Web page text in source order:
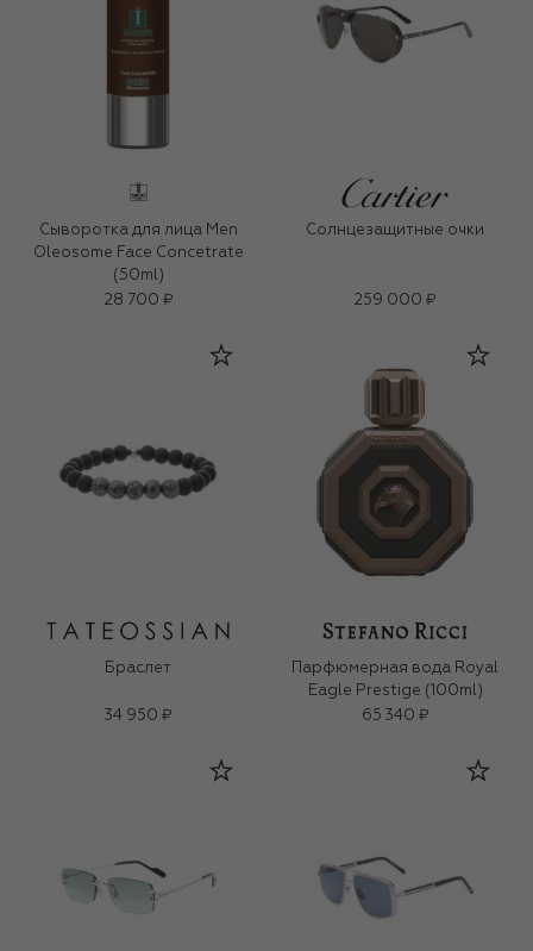
Сыворотка для лица Men
Oleosome Face Concetrate
(50ml)
28 700 ₽
Солнцезащитные очки
259 000 ₽
Браслет
34 950 ₽
Парфюмерная вода Royal
Eagle Prestige (100ml)
65 340 ₽